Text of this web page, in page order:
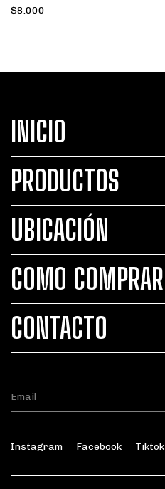
$8.000
INICIO
PRODUCTOS
UBICACIÓN
COMO COMPRAR
CONTACTO
Instagram Facebook Tiktok